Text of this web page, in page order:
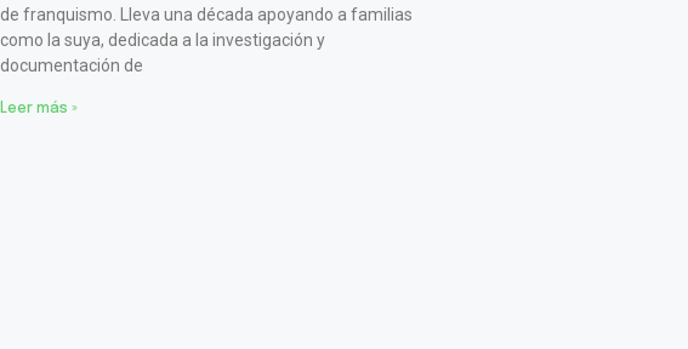
de franquismo. Lleva una década apoyando a familias
como la suya, dedicada a la investigación y
documentación de
Leer más »